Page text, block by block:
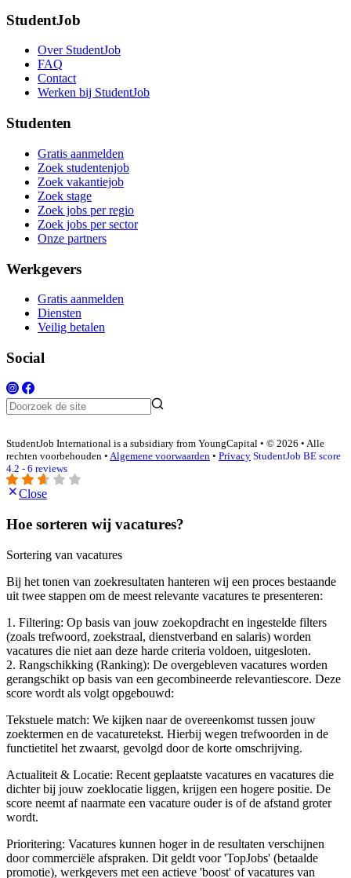
StudentJob
Over StudentJob
FAQ
Contact
Werken bij StudentJob
Studenten
Gratis aanmelden
Zoek studentenjob
Zoek vakantiejob
Zoek stage
Zoek jobs per regio
Zoek jobs per sector
Onze partners
Werkgevers
Gratis aanmelden
Diensten
Veilig betalen
Social
StudentJob International is a subsidiary from YoungCapital • © 2026 • Alle
rechten voorbehouden • Algemene voorwaarden • Privacy StudentJob BE score
4.2 - 6 reviews
Close
Hoe sorteren wij vacatures?
Sortering van vacatures
Bij het tonen van zoekresultaten hanteren wij een proces bestaande
uit twee stappen om de meest relevante vacatures te presenteren:
1. Filtering: Op basis van jouw zoekopdracht en ingestelde filters
(zoals trefwoord, zoekstraal, dienstverband en salaris) worden
vacatures die niet aan deze harde criteria voldoen, uitgesloten.
2. Rangschikking (Ranking): De overgebleven vacatures worden
gerangschikt op basis van een gecombineerde relevantiescore. Deze
score wordt als volgt opgebouwd:
Tekstuele match: We kijken naar de overeenkomst tussen jouw
zoektermen en de vacaturetekst. Hierbij wegen trefwoorden in de
functietitel het zwaarst, gevolgd door de korte omschrijving.
Actualiteit & Locatie: Recent geplaatste vacatures en vacatures die
dichter bij jouw zoeklocatie liggen, krijgen een hogere positie. De
score neemt af naarmate een vacature ouder is of de afstand groter
wordt.
Prioritering: Vacatures kunnen hoger in de resultaten verschijnen
door commerciële afspraken. Dit geldt voor 'TopJobs' (betaalde
promotie), werkgevers met een actieve 'boost' of vacatures van